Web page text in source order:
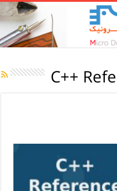
C++